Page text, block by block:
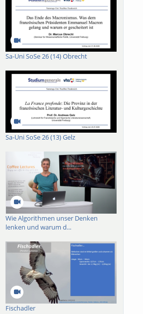
Sa-Uni SoSe 26 (14) Obrecht
Sa-Uni SoSe 26 (13) Gelz
Wie Algorithmen unser Denken
lenken und warum d...
Fischadler